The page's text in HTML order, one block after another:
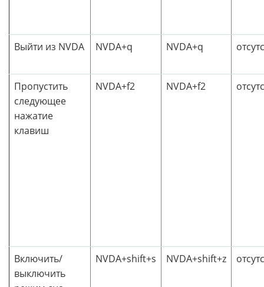
Выйти из NVDA NVDA+q NVDA+q
Пропустить
следующее
нажатие
клавиш
NVDA+f2 NVDA+f2
Включить/
выключить
NVDA+shift+s NVDA+shift+z